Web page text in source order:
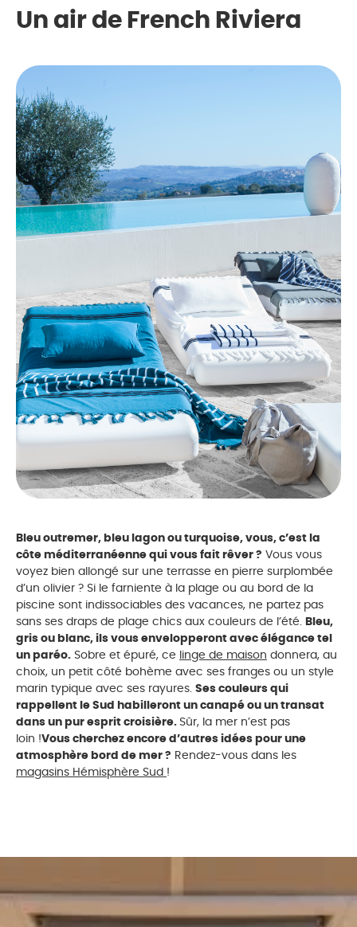
Un air de French Riviera
Bleu outremer, bleu lagon ou turquoise, vous, c’est la
côte méditerranéenne qui vous fait rêver ? Vous vous
voyez bien allongé sur une terrasse en pierre surplombée
d’un olivier ? Si le farniente à la plage ou au bord de la
piscine sont indissociables des vacances, ne partez pas
sans ses draps de plage chics aux couleurs de l’été. Bleu,
gris ou blanc, ils vous envelopperont avec élégance tel
un paréo. Sobre et épuré, ce linge de maison donnera, au
choix, un petit côté bohème avec ses franges ou un style
marin typique avec ses rayures. Ses couleurs qui
rappellent le Sud habilleront un canapé ou un transat
dans un pur esprit croisière. Sûr, la mer n’est pas
loin !Vous cherchez encore d’autres idées pour une
atmosphère bord de mer ? Rendez-vous dans les
magasins Hémisphère Sud !